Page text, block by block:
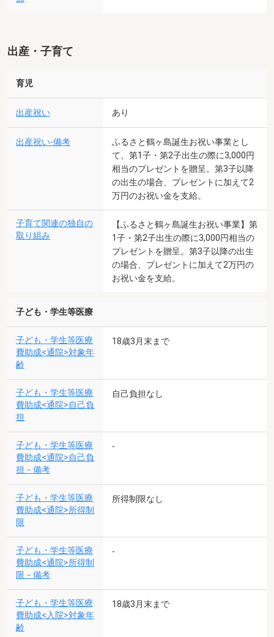
出産・子育て
育児
出産祝い あり
出産祝い-備考
ふるさと鶴ヶ島誕生お祝い事業とし
て、第1子・第2子出生の際に3,000円
相当のプレゼントを贈呈。第3子以降
の出生の場合、プレゼントに加えて2
万円のお祝い金を支給。
子育て関連の独自の
取り組み
【ふるさと鶴ヶ島誕生お祝い事業】第
1子・第2子出生の際に3,000円相当の
プレゼントを贈呈。第3子以降の出生
の場合、プレゼントに加えて2万円の
お祝い金を支給。
子ども・学生等医療
子ども・学生等医療
費助成<通院>対象年
齢
18歳3月末まで
子ども・学生等医療
費助成<通院>自己負
担
自己負担なし
子ども・学生等医療
費助成<通院>自己負
担－備考
-
子ども・学生等医療
費助成<通院>所得制
限
所得制限なし
子ども・学生等医療
費助成<通院>所得制
限－備考
-
子ども・学生等医療
費助成<入院>対象年
齢
18歳3月末まで